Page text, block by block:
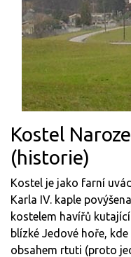
Kostel
(historie)
Kostel je jako farní
Karla IV. kaple
kostelem havířů
blízké Jedové hoře,
obsahem rtuti (proto